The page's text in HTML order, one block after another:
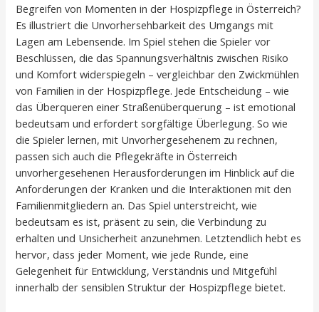
Begreifen von Momenten in der Hospizpflege in Österreich?
Es illustriert die Unvorhersehbarkeit des Umgangs mit
Lagen am Lebensende. Im Spiel stehen die Spieler vor
Beschlüssen, die das Spannungsverhältnis zwischen Risiko
und Komfort widerspiegeln – vergleichbar den Zwickmühlen
von Familien in der Hospizpflege. Jede Entscheidung – wie
das Überqueren einer Straßenüberquerung – ist emotional
bedeutsam und erfordert sorgfältige Überlegung. So wie
die Spieler lernen, mit Unvorhergesehenem zu rechnen,
passen sich auch die Pflegekräfte in Österreich
unvorhergesehenen Herausforderungen im Hinblick auf die
Anforderungen der Kranken und die Interaktionen mit den
Familienmitgliedern an. Das Spiel unterstreicht, wie
bedeutsam es ist, präsent zu sein, die Verbindung zu
erhalten und Unsicherheit anzunehmen. Letztendlich hebt es
hervor, dass jeder Moment, wie jede Runde, eine
Gelegenheit für Entwicklung, Verständnis und Mitgefühl
innerhalb der sensiblen Struktur der Hospizpflege bietet.